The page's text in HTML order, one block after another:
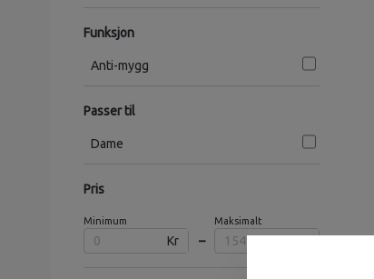
Funksjon
Anti-mygg
Passer til
Dame
Pris
Minimum
Kr –
Maksimalt